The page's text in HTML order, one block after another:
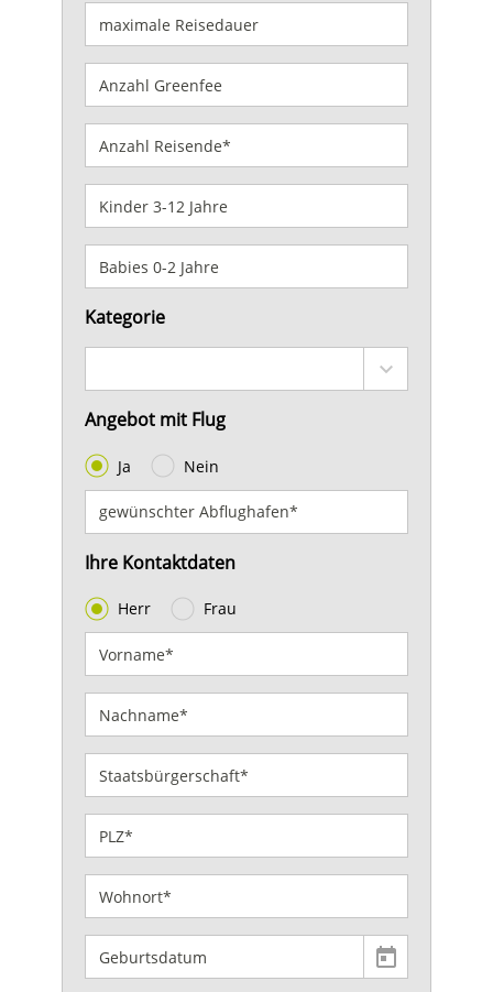
Kategorie
Angebot mit Flug
Ja Nein
Ihre Kontaktdaten
Herr Frau